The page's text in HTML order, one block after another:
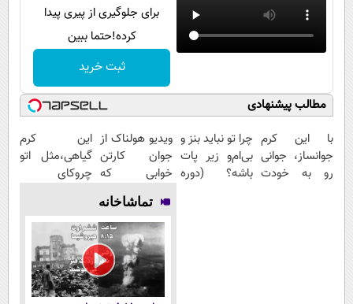
برای جلوگیری از پیری پیدا
کرده!حتما ببین
ثبت خرید
مطالب پیشنهادی
با این کرم
جوانساز، جوانی
رو به خودت
چرا تو نباید بنز و
بی‌ام‌و زیر پات
باشه؟ (دوره
ویدیو هولناک از
جوان کارتن
خوابی که
میلیاردر شد.
آموزش رایگان
این کرم
گیاهی،مثل اتو
چروکای
تماشاخانه